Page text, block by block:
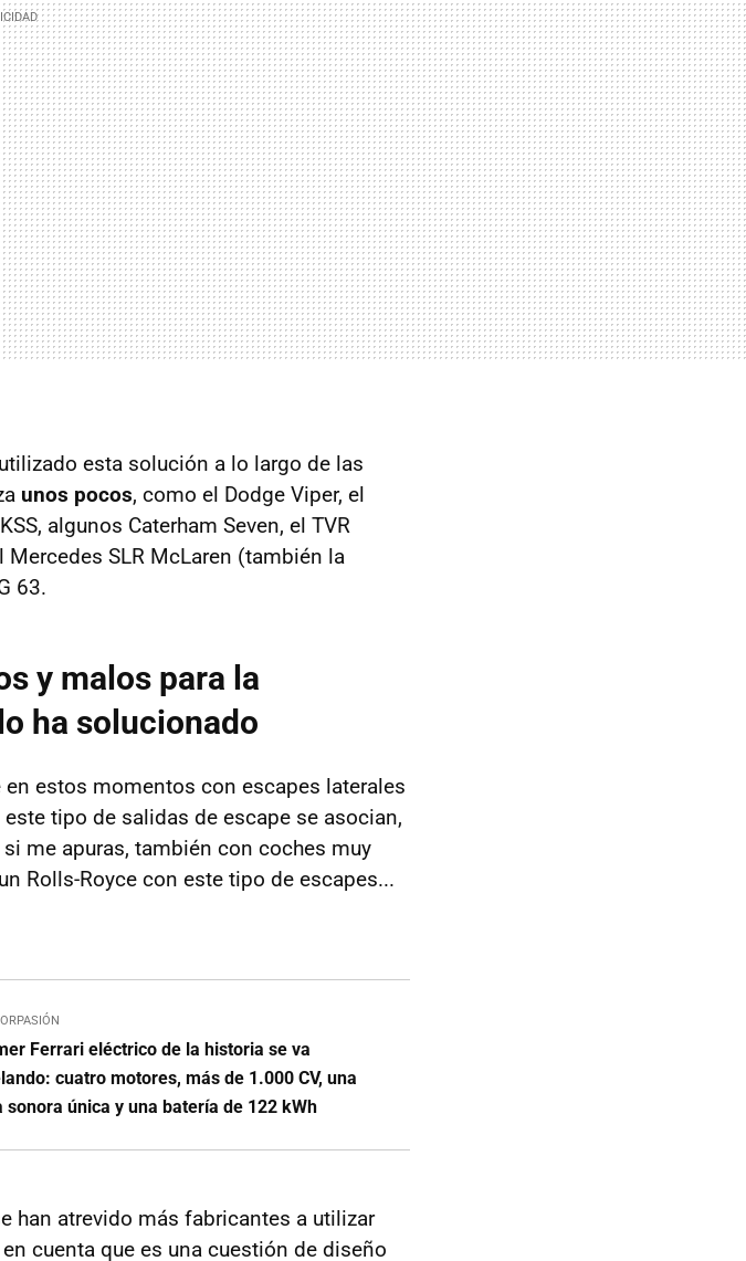
esta solución a lo largo de las
unos pocos, como el Dodge Viper, el
algunos Caterham Seven, el TVR
Mercedes SLR McLaren (también la
63.
y malos para la
ha solucionado
estos momentos con escapes laterales
tipo de salidas de escape se asocian,
me apuras, también con coches muy
Rolls-Royce con este tipo de escapes...
Ferrari eléctrico de la historia se va
cuatro motores, más de 1.000 CV, una
sonora única y una batería de 122 kWh
han atrevido más fabricantes a utilizar
cuenta que es una cuestión de diseño